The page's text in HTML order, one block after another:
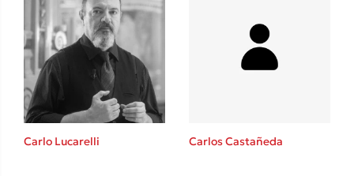
Carlo Lucarelli Carlos Castañeda